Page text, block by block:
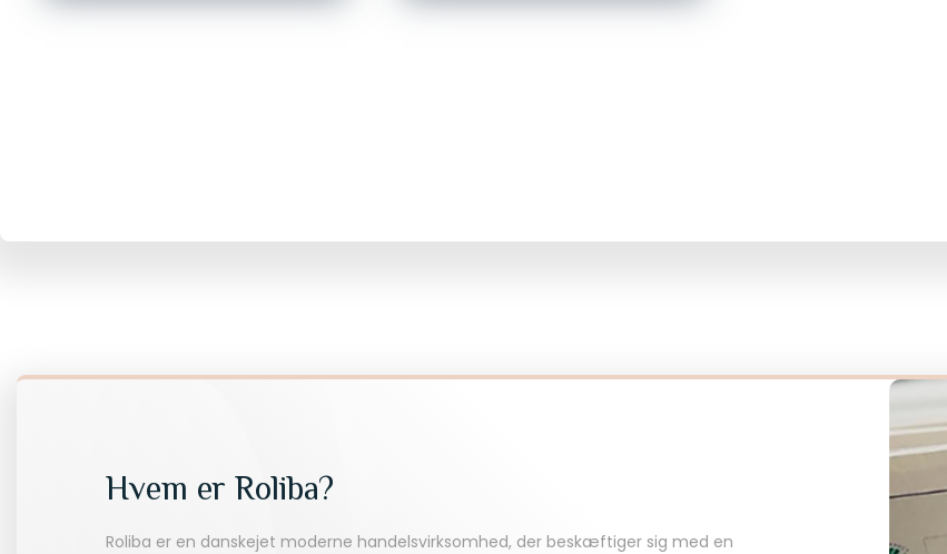
Hvem er Roliba?
Roliba er en danskejet moderne handelsvirksomhed, der beskæftiger sig med en